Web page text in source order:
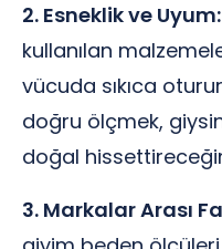
2. Esneklik ve Uyum:
kullanılan
vücuda sıkıca
doğru ölçmek,
doğal
3. Markalar Arası